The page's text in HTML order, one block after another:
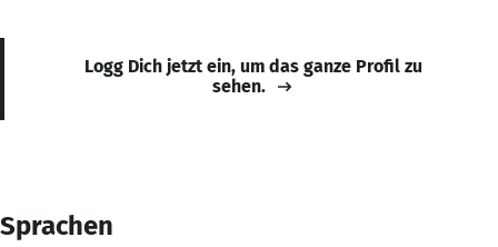
Logg Dich jetzt ein, um das ganze Profil zu
sehen.
Sprachen